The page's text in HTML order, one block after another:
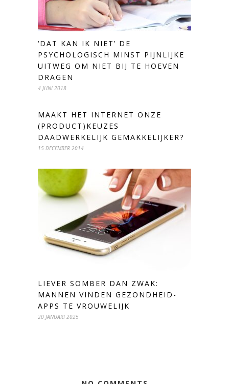
‘DAT KAN IK NIET’ DE
PSYCHOLOGISCH MINST PIJNLIJKE
UITWEG OM NIET BIJ TE HOEVEN
DRAGEN
4 JUNI 2018
MAAKT HET INTERNET ONZE
(PRODUCT)KEUZES
DAADWERKELIJK GEMAKKELIJKER?
15 DECEMBER 2014
LIEVER SOMBER DAN ZWAK:
MANNEN VINDEN GEZONDHEID-
APPS TE VROUWELIJK
20 JANUARI 2025